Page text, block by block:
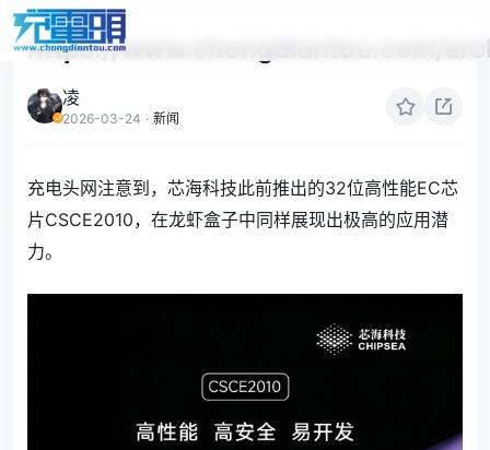
https://www.chongdiantou.com/
凌
2026-03-24 · 新闻
充电头网注意到，芯海科技此前推出的32位高性能EC芯
片CSCE2010，在龙虾盒子中同样展现出极高的应用潜
力。